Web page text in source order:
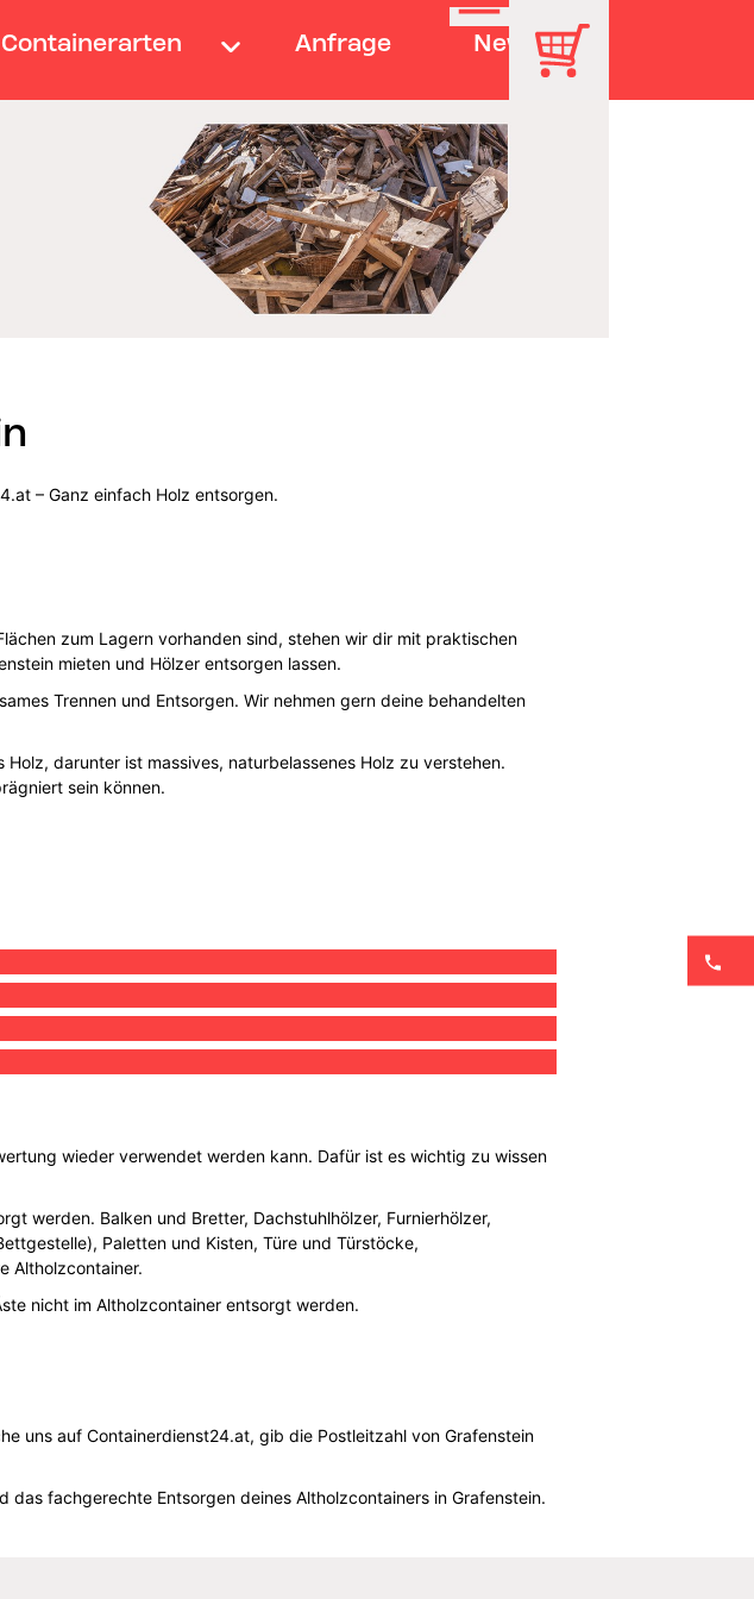
Containerarten Anfrage News
– Ganz einfach Holz entsorgen.
zum Lagern vorhanden sind, stehen wir dir mit praktischen
mieten und Hölzer entsorgen lassen.
Trennen und Entsorgen. Wir nehmen gern deine behandelten
darunter ist massives, naturbelassenes Holz zu verstehen.
sein können.
wieder verwendet werden kann. Dafür ist es wichtig zu wissen
werden. Balken und Bretter, Dachstuhlhölzer, Furnierhölzer,
Paletten und Kisten, Türe und Türstöcke,
Altholzcontainer.
nicht im Altholzcontainer entsorgt werden.
uns auf Containerdienst24.at, gib die Postleitzahl von Grafenstein
das fachgerechte Entsorgen deines Altholzcontainers in Grafenstein.